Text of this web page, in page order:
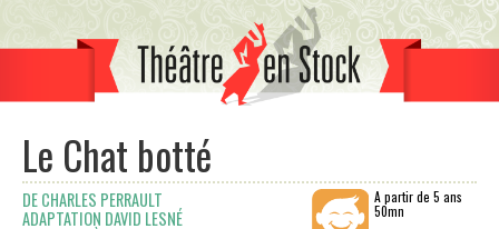
Le Chat botté
DE CHARLES PERRAULT
ADAPTATION DAVID LESNÉ
A partir de 5 ans
50mn